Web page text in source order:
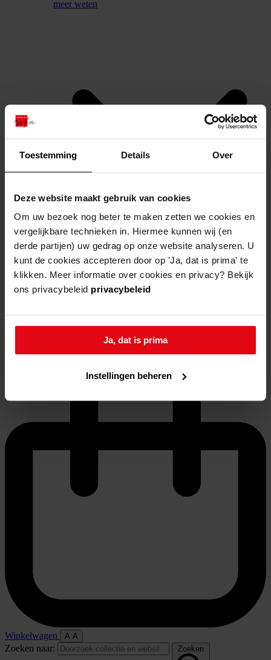
Toestemming Details Over
Deze website maakt gebruik van cookies
Om uw bezoek nog beter te maken zetten we cookies en
vergelijkbare technieken in. Hiermee kunnen wij (en
derde partijen) uw gedrag op onze website analyseren. U
kunt de cookies accepteren door op 'Ja, dat is prima' te
klikken. Meer informatie over cookies en privacy? Bekijk
ons privacybeleid privacybeleid
Ja, dat is prima
Instellingen beheren
meer weten
contact
Nieuws
Agenda
Webshop
Winkelwagen A A
Zoeken naar: Zoeken